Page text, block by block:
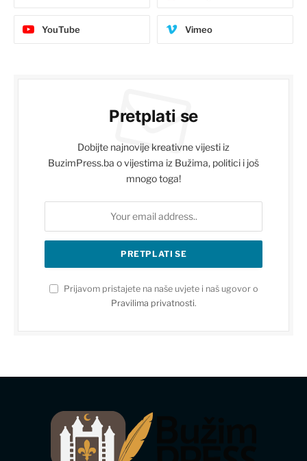
YouTube Vimeo
Pretplati se
Dobijte najnovije kreativne vijesti iz
BuzimPress.ba o vijestima iz Bužima, politici i još
mnogo toga!
Prijavom pristajete na naše uvjete i naš ugovor o
Pravilima privatnosti.